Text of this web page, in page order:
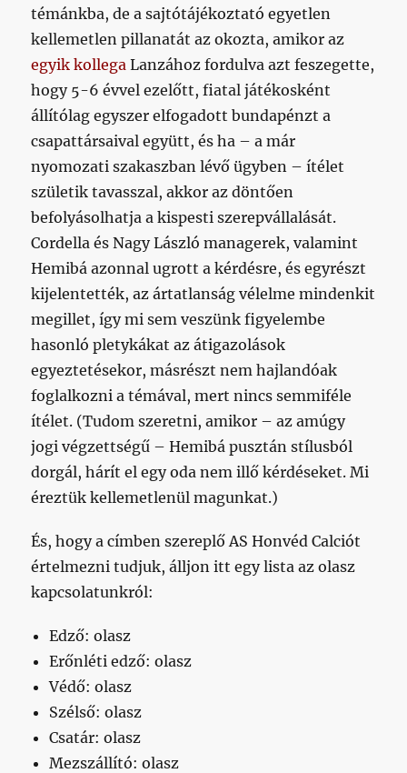
témánkba, de a sajtótájékoztató egyetlen
kellemetlen pillanatát az okozta, amikor az
egyik kollega Lanzához fordulva azt feszegette,
hogy 5-6 évvel ezelőtt, fiatal játékosként
állítólag egyszer elfogadott bundapénzt a
csapattársaival együtt, és ha – a már
nyomozati szakaszban lévő ügyben – ítélet
születik tavasszal, akkor az döntően
befolyásolhatja a kispesti szerepvállalását.
Cordella és Nagy László managerek, valamint
Hemibá azonnal ugrott a kérdésre, és egyrészt
kijelentették, az ártatlanság vélelme mindenkit
megillet, így mi sem veszünk figyelembe
hasonló pletykákat az átigazolások
egyeztetésekor, másrészt nem hajlandóak
foglalkozni a témával, mert nincs semmiféle
ítélet. (Tudom szeretni, amikor – az amúgy
jogi végzettségű – Hemibá pusztán stílusból
dorgál, hárít el egy oda nem illő kérdéseket. Mi
éreztük kellemetlenül magunkat.)
És, hogy a címben szereplő AS Honvéd Calciót
értelmezni tudjuk, álljon itt egy lista az olasz
kapcsolatunkról:
Edző: olasz
Erőnléti edző: olasz
Védő: olasz
Szélső: olasz
Csatár: olasz
Mezszállító: olasz